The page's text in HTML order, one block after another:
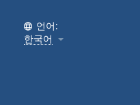
언어:
한국어